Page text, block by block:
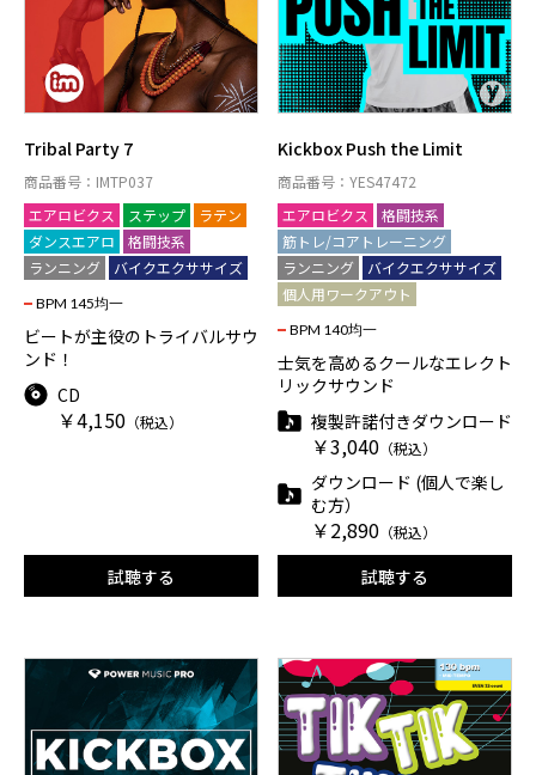
Tribal Party 7
商品番号：IMTP037
エアロビクス
ステップ
ラテン
ダンスエアロ
格闘技系
ランニング
バイクエクササイズ
BPM 145均一
ビートが主役のトライバルサウ
ンド！
CD
￥4,150 （税込）
試聴する
Kickbox Push the Limit
商品番号：YES47472
エアロビクス
格闘技系
筋トレ/コアトレーニング
ランニング
バイクエクササイズ
個人用ワークアウト
BPM 140均一
士気を高めるクールなエレクト
リックサウンド
複製許諾付きダウンロード
￥3,040 （税込）
ダウンロード (個人で楽し
む方）
￥2,890 （税込）
試聴する